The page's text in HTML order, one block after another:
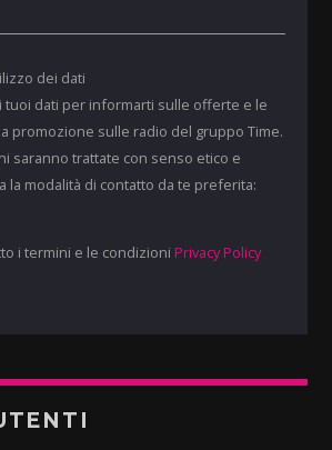
dei dati
tuoi dati per informarti sulle offerte e le
promozione sulle radio del gruppo Time.
saranno trattate con senso etico e
la modalità di contatto da te preferita:
i termini e le condizioni Privacy Policy